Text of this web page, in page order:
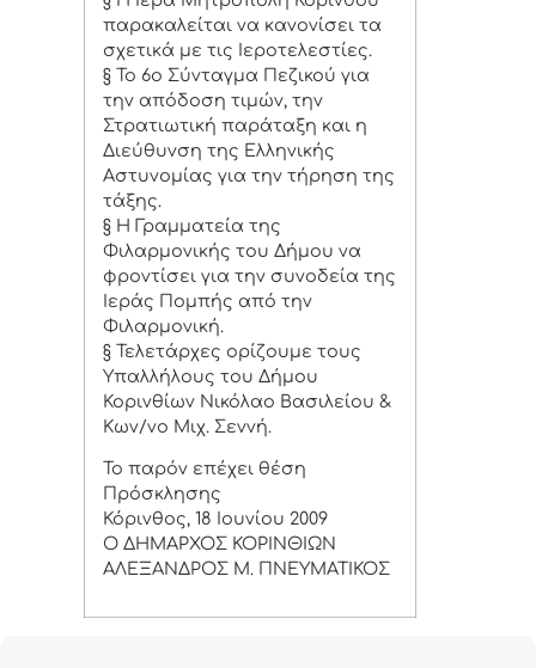
παρακαλείται να κανονίσει τα
σχετικά με τις Ιεροτελεστίες.
§ Το 6ο Σύνταγμα Πεζικού για
την απόδοση τιμών, την
Στρατιωτική παράταξη και η
Διεύθυνση της Ελληνικής
Αστυνομίας για την τήρηση της
τάξης.
§ Η Γραμματεία της
Φιλαρμονικής του Δήμου να
φροντίσει για την συνοδεία της
Ιεράς Πομπής από την
Φιλαρμονική.
§ Τελετάρχες ορίζουμε τους
Υπαλλήλους του Δήμου
Κορινθίων Νικόλαο Βασιλείου &
Κων/νο Μιχ. Σεννή.
Το παρόν επέχει θέση
Πρόσκλησης
Κόρινθος, 18 Ιουνίου 2009
Ο ΔΗΜΑΡΧΟΣ ΚΟΡΙΝΘΙΩΝ
ΑΛΕΞΑΝΔΡΟΣ Μ. ΠΝΕΥΜΑΤΙΚΟΣ